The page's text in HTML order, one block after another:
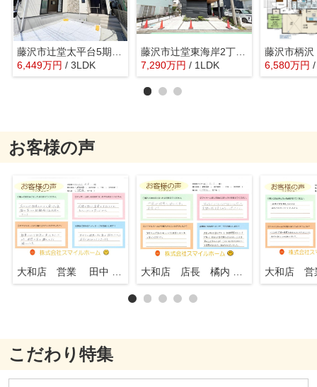
藤沢市辻堂太平台5期 新築戸建 全2棟
6,449万円 / 3LDK
藤沢市辻堂東海岸2丁目Ⅲ 新築戸建 全1棟
7,290万円 / 1LDK 6,580万円
お客様の声
こだわり特集